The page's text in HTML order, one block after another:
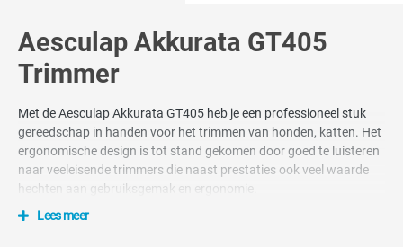
Aesculap Akkurata GT405
Trimmer
Met de Aesculap Akkurata GT405 heb je een professioneel stuk
gereedschap in handen voor het trimmen van honden, katten. Het
ergonomische design is tot stand gekomen door goed te luisteren
naar veeleisende trimmers die naast prestaties ook veel waarde
hechten aan gebruiksgemak en ergonomie.
De Aesculap Akkurata is geen tondeuse op hele grote honden hele
Lees meer